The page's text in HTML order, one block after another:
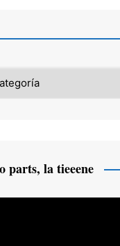
parts, la tieeene